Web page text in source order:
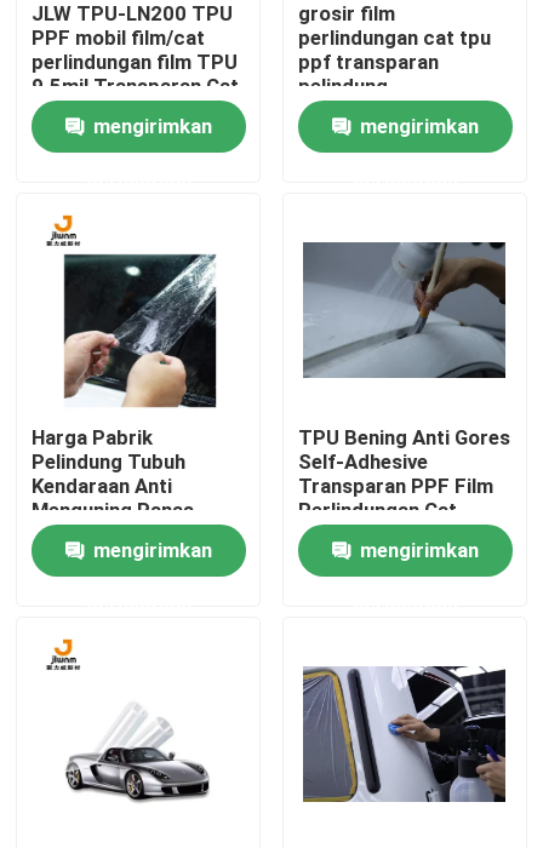
Rumah
Produk
Wisata pabrik
Kontrol kualitas
Hubungi kami
Berita
Semua Kasus
VR
Film PPF TPU
Film Mobil TPU
JLW TPU-LN200 TPU
PPF mobil film/cat
perlindungan film TPU
9.5mil Transparan Cat
mobil Film Pelindung
dapat disesuaikan
mengirimkan
grosir film
perlindungan cat tpu
ppf transparan
pelindung
pembungkus Lapisan
Tubuh Film Pelindung
Mobil
mengirimkan
Harga Pabrik
Pelindung Tubuh
Kendaraan Anti
Menguning Panas
Perbaikan Perekat Cat
Mobil Film
Perlindungan TPU PPF
mengirimkan
TPU Bening Anti Gores
Self-Adhesive
Transparan PPF Film
Perlindungan Cat
Mobil
mengirimkan